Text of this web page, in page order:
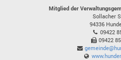
Mitglied der
Sollacher
94336
09422
09422